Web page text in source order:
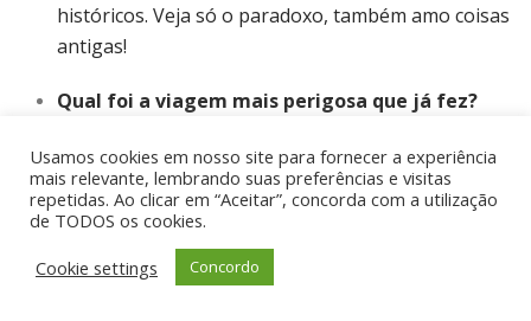
históricos. Veja só o paradoxo, também amo coisas
antigas!
Qual foi a viagem mais perigosa que já fez?
bordo em um submergível.
Qual é seu maior sonho que ainda quer realizar?Vou
iniciativa particular como turista espacial. Seja como for, lá
Usamos cookies em nosso site para fornecer a experiência
mais relevante, lembrando suas preferências e visitas
repetidas. Ao clicar em “Aceitar”, concorda com a utilização
de TODOS os cookies.
Cookie settings
Concordo